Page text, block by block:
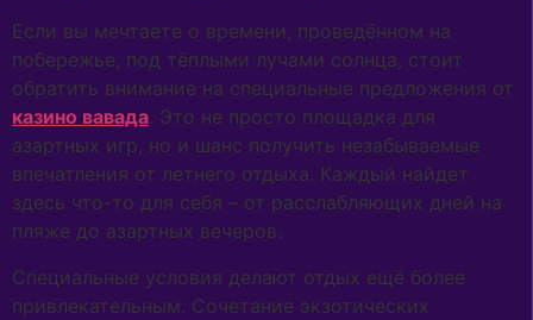
Если вы мечтаете о времени, проведённом на
побережье, под тёплыми лучами солнца, стоит
обратить внимание на специальные предложения от
казино вавада. Это не просто площадка для
азартных игр, но и шанс получить незабываемые
впечатления от летнего отдыха. Каждый найдет
здесь что-то для себя – от расслабляющих дней на
пляже до азартных вечеров.
Специальные условия делают отдых ещё более
привлекательным. Сочетание экзотических